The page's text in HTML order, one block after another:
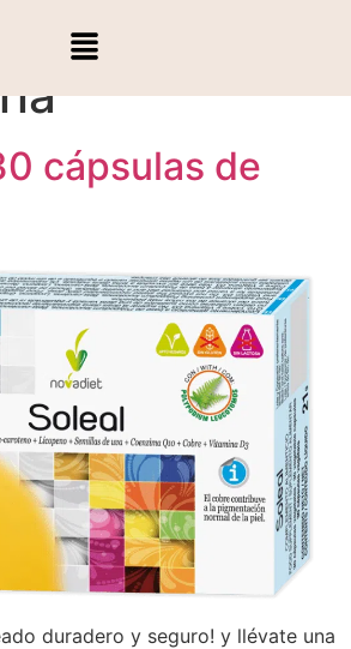
Sin
cápsulas de
duradero y seguro! y llévate una